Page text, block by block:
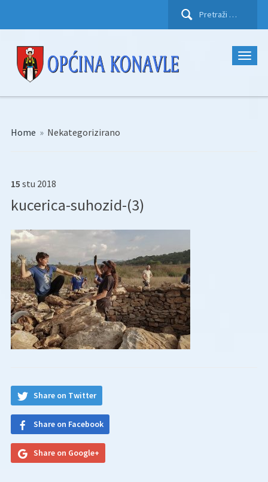
Pretraži:
Home » Nekategorizirano
15 stu 2018
kucerica-suhozid-(3)
Share on Twitter
Share on Facebook
Share on Google+